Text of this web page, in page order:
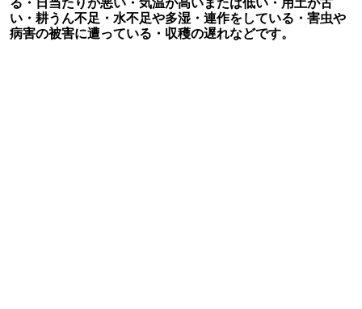
る・日当たりが悪い・気温が高いまたは低い・用土が古
い・耕うん不足・水不足や多湿・連作をしている・害虫や
病害の被害に遭っている・収穫の遅れなどです。